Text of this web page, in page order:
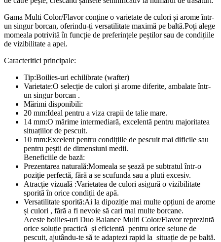
Gama Multi Color/Flavor conține o varietate de culori și arome într-
un singur borcan, oferindu-ți versatilitate maximă pe baltă.Poți alege
momeala potrivită în funcție de preferințele peștilor sau de condițiile
de vizibilitate a apei.
Caracteritici principale:
Tip:Boilies-uri echilibrate (wafter)
Varietate:O selecție de culori și arome diferite, ambalate într-
un singur borcan .
Mărimi disponibili:
20 mm:Ideal pentru a viza crapii de talie mare.
14 mm:O mărime intermediară, excelentă pentru majoritatea
situațiilor de pescuit.
10 mm:Excelent pentru condițiile de pescuit mai dificile sau
pentru peștii de dimensiuni medii.
Beneficiile de bază:
Prezentarea naturală:Momeala se șează pe subtratul într-o
poziție perfectă, fără a se scufunda sau a pluti excesiv.
Atracție vizuală :Varietatea de culori asigură o vizibilitate
sporită în orice condiții de apă.
Versatilitate sporită:Ai la dipoziție mai multe opțiuni de arome
și culori , fără a fi nevoie să cari mai multe borcane.
Aceste boilies-uri Duo Balance Multi Color/Flavor reprezintă
orice soluție practică și eficientă pentru orice seiune de
pescuit, ajutându-te să te adaptezi rapid la situație de pe baltă.